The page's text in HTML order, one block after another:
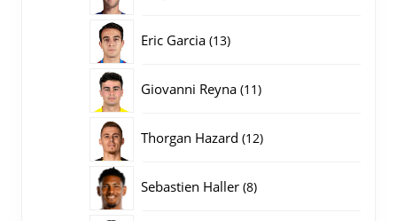
Eric Garcia 1313
Giovanni Reyna 1111
Thorgan Hazard 1212
Sebastien Haller 88